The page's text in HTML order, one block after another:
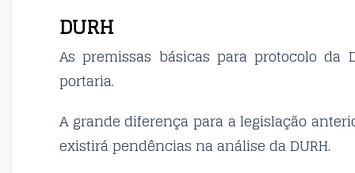
DURH
As premissas básicas para protocolo da
portaria.
A grande diferença para a legislação
existirá pendências na análise da DURH.